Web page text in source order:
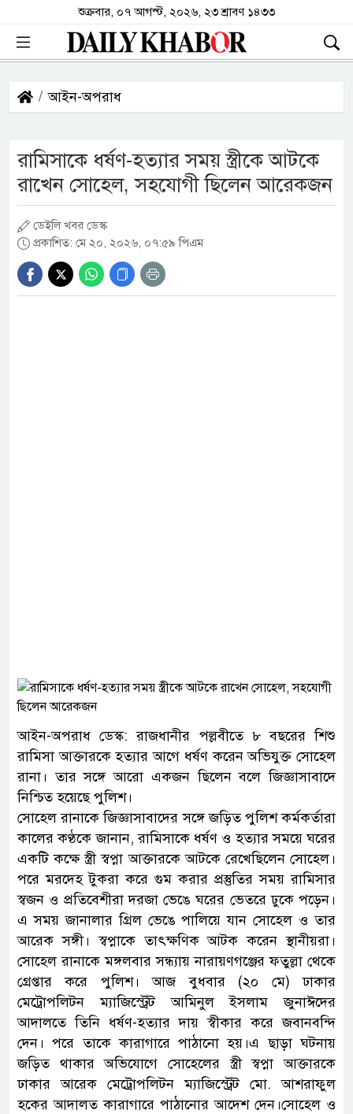
শুক্রবার, ০৭ আগস্ট, ২০২৬, ২৩ শ্রাবণ ১৪৩৩
আইন-অপরাধ
রামিসাকে ধর্ষণ-হত্যার সময় স্ত্রীকে আটকে
রাখেন সোহেল, সহযোগী ছিলেন আরেকজন
ডেইলি খবর ডেস্ক
প্রকাশিত: মে ২০, ২০২৬, ০৭:৫৯ পিএম
আইন-অপরাধ ডেস্ক: রাজধানীর পল্লবীতে ৮ বছরের শিশু
রামিসা আক্তারকে হত্যার আগে ধর্ষণ করেন অভিযুক্ত সোহেল
রানা। তার সঙ্গে আরো একজন ছিলেন বলে জিজ্ঞাসাবাদে
নিশ্চিত হয়েছে পুলিশ।
সোহেল রানাকে জিজ্ঞাসাবাদের সঙ্গে জড়িত পুলিশ কর্মকর্তারা
কালের কণ্ঠকে জানান, রামিসাকে ধর্ষণ ও হত্যার সময়ে ঘরের
একটি কক্ষে স্ত্রী স্বপ্না আক্তারকে আটকে রেখেছিলেন সোহেল।
পরে মরদেহ টুকরা করে গুম করার প্রস্তুতির সময় রামিসার
স্বজন ও প্রতিবেশীরা দরজা ভেঙে ঘরের ভেতরে ঢুকে পড়েন।
এ সময় জানালার গ্রিল ভেঙে পালিয়ে যান সোহেল ও তার
আরেক সঙ্গী। স্বপ্নাকে তাৎক্ষণিক আটক করেন স্থানীয়রা।
সোহেল রানাকে মঙ্গলবার সন্ধ্যায় নারায়ণগঞ্জের ফতুল্লা থেকে
গ্রেপ্তার করে পুলিশ। আজ বুধবার (২০ মে) ঢাকার
মেট্রোপলিটন ম্যাজিস্ট্রেট আমিনুল ইসলাম জুনাঈদের
আদালতে তিনি ধর্ষণ-হত্যার দায় স্বীকার করে জবানবন্দি
দেন। পরে তাকে কারাগারে পাঠানো হয়।এ ছাড়া ঘটনায়
জড়িত থাকার অভিযোগে সোহেলের স্ত্রী স্বপ্না আক্তারকে
ঢাকার আরেক মেট্রোপলিটন ম্যাজিস্ট্রেট মো. আশরাফুল
হকের আদালত কারাগারে পাঠানোর আদেশ দেন।সোহেল ও